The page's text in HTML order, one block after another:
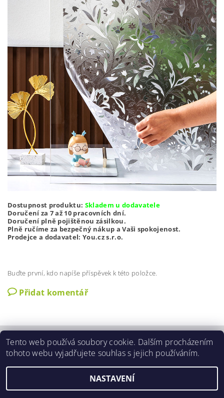
Dostupnost produktu: Skladem u dodavatele
Doručení za 7 až 10 pracovních dní.
Doručení plně pojištěnou zásilkou.
Plně ručíme za bezpečný nákup a Vaši spokojenost.
Prodejce a dodavatel: You.cz s.r.o.
Buďte první, kdo napíše příspěvek k této položce.
Přidat komentář
Zobrazit akční slevy | O nás | Kontakty | Obchodní podmínky
GDPR podmínky | Aktuální nabídka slev
2026 ©3SLEVY.CZ, všechna práva vyhrazena
Tento web používá soubory cookie. Dalším procházením
tohoto webu vyjadřujete souhlas s jejich používáním.
NASTAVENÍ